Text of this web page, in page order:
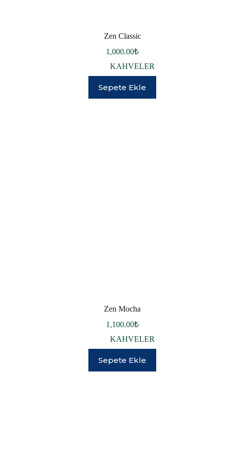
Zen Classic
1,000.00₺
KAHVELER
Sepete Ekle
Zen Mocha
1,100.00₺
KAHVELER
Sepete Ekle